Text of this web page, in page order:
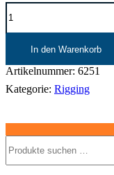
Traverse
0,5
m
Truss
In den Warenkorb
Artikelnummer: 6251
Kategorie: Rigging